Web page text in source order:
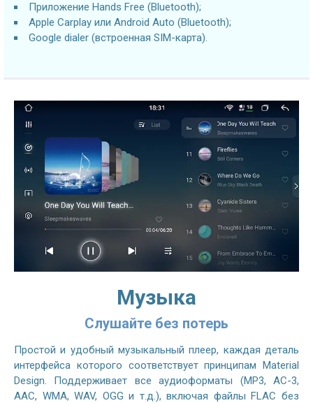
Приложение Hands Free (Bluetooth);
Apple Carplay или Android Auto (Bluetooth);
Google dialer (встроенная SIM-карта).
Музыка
Слушайте без потерь
Простой и удобный музыкальный плеер, каждая деталь
интерфейса которого соответствует принципам Material
Design. Поддерживает все аудиоформаты (MP3, AC-3,
AAC, WMA, WAV, OGG и т.д.), включая файлы FLAC без